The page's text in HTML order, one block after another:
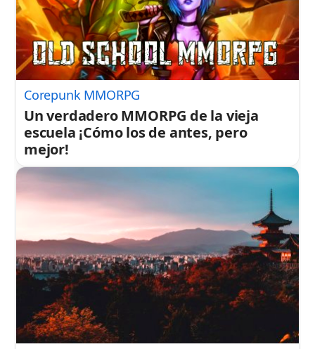
Corepunk MMORPG
Un verdadero MMORPG de la vieja
escuela ¡Cómo los de antes, pero
mejor!